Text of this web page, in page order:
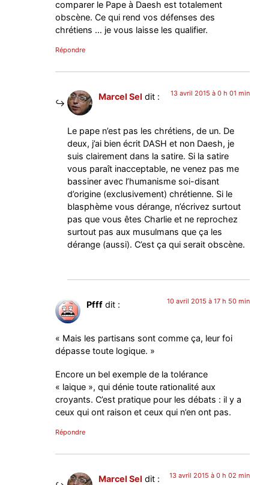
comparer le Pape à Daesh est totalement
obscène. Ce qui rend vos défenses des
chrétiens … je vous laisse les qualifier.
Répondre
Marcel Sel dit : 13 avril 2015 à 0 h 01 min
Le pape n’est pas les chrétiens, de un. De
deux, j’ai bien écrit DASH et non Daesh, je
suis clairement dans la satire. Si la satire
vous paraît inacceptable, ne venez pas me
bassiner avec l’humanisme soi-disant
d’origine (exclusivement) chrétienne. Si le
blasphème vous dérange, n’écrivez surtout
pas que vous êtes Charlie et ne reprochez
surtout pas aux musulmans que ça les
dérange (aussi). C’est ça qui serait obscène.
Pfff dit : 10 avril 2015 à 17 h 50 min
« Mais les partisans sont comme ça, leur foi
dépasse toute logique. »
Encore un bel exemple de la tolérance
« laique », qui dénie toute rationalité aux
croyants. C’est pratique pour les débats : il y a
ceux qui ont raison et ceux qui n’en ont pas.
Répondre
Marcel Sel dit : 13 avril 2015 à 0 h 02 min